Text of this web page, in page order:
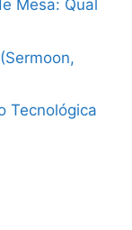
Mesa: Qual
Tecnológica